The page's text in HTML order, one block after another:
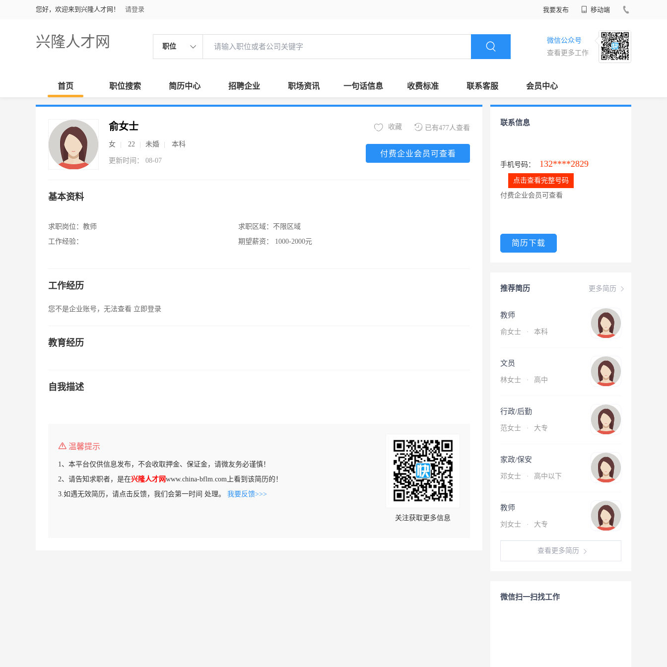
您好，欢迎来到兴隆人才网！ 请登录 我要发布 移动端
兴隆人才网 职位
微信公众号
查看更多工作
首页 职位搜索 简历中心 招聘企业 职场资讯 一句话信息 收费标准 联系客服 会员中心
俞女士
女 22 未婚 本科
更新时间： 08-07
已有477人查看
收藏
付费企业会员可查看
基本资料
求职岗位： 教师
工作经验：
求职区域： 不限区域
期望薪资：
1000-2000元
工作经历
您不是企业账号，无法查看 立即登录
教育经历
自我描述
温馨提示
1、本平台仅供信息发布，不会收取押金、保证金，请微友务必谨慎！
2、请告知求职者，是在兴隆人才网www.china-bflm.com上看到该简历的！
3.如遇无效简历，请点击反馈，我们会第一时间 处理。 我要反馈>>>
关注获取更多信息
联系信息
手机号码： 132****2829
点击查看完整号码
付费企业会员可查看
简历下载
更多简历
推荐简历
教师
俞女士 · 本科
文员
林女士 · 高中
行政/后勤
范女士 · 大专
家政/保安
邓女士 · 高中以下
教师
刘女士 · 大专
查看更多简历
微信扫一扫找工作